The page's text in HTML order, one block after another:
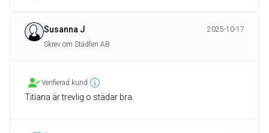
Susanna J
2025-10-17
Skrev om Städfen AB
Verifierad kund
Titiana är trevlig o städar bra.